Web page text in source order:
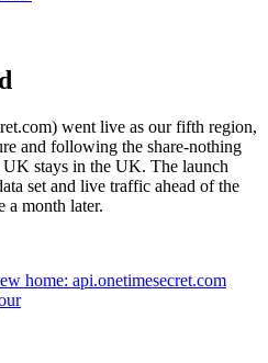
went live as our fifth region,
and following the share-nothing
UK stays in the UK. The launch
set and live traffic ahead of the
a month later.
home: api.onetimesecret.com